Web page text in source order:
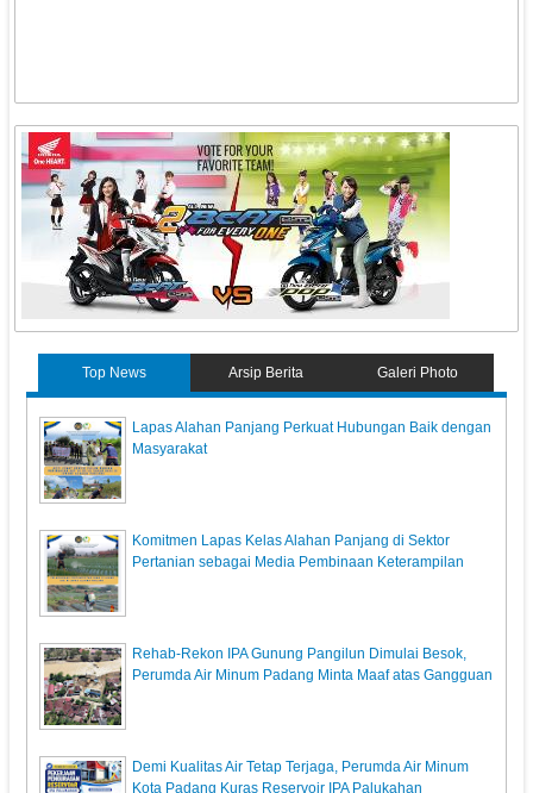
Top News Arsip Berita Galeri Photo
Lapas Alahan Panjang Perkuat Hubungan Baik dengan
Masyarakat
Komitmen Lapas Kelas Alahan Panjang di Sektor
Pertanian sebagai Media Pembinaan Keterampilan
Rehab-Rekon IPA Gunung Pangilun Dimulai Besok,
Perumda Air Minum Padang Minta Maaf atas Gangguan
Demi Kualitas Air Tetap Terjaga, Perumda Air Minum
Kota Padang Kuras Reservoir IPA Palukahan